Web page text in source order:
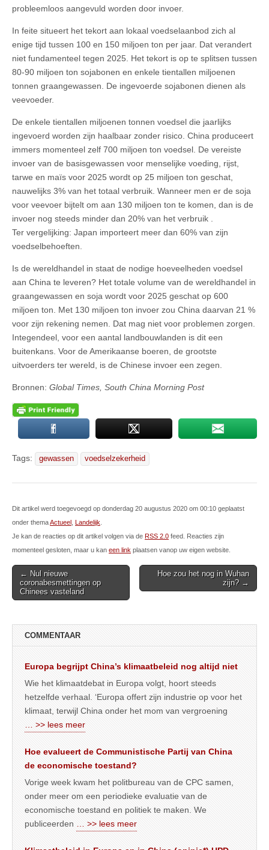
probleemloos aangevuld worden door invoer.
In feite situeert het tekort aan lokaal voedselaanbod zich al
enige tijd tussen 100 en 150 miljoen ton per jaar. Dat verandert
niet fundamenteel tegen 2025. Het tekort is op te splitsen tussen
80-90 miljoen ton sojabonen en enkele tientallen miljoenen
tonnen graangewassen. De ingevoerde sojabonen dienen als
veevoeder.
De enkele tientallen miljoenen tonnen voedsel die jaarlijks
ingevoerd worden zijn haalbaar zonder risico. China produceert
immers momenteel zelf 700 miljoen ton voedsel. De vereiste
invoer van de basisgewassen voor menselijke voeding, rijst,
tarwe en maïs voor 2025 wordt op 25 miljoen ton geschat,
nauwelijks 3% van het totaal verbruik. Wanneer men er de soja
voor veevoer bijtelt om aan 130 miljoen ton te komen, dan is de
invoer nog steeds minder dan 20% van het verbruik .
Ter vergelijking: Japan importeert meer dan 60% van zijn
voedselbehoeften.
Is de wereldhandel in staat de nodige hoeveelheden voedsel
aan China te leveren? Het totale volume van de wereldhandel in
graangewassen en soja wordt voor 2025 geschat op 600
miljoen ton. Met 130 miljoen ton invoer zou China daarvan 21 %
voor zijn rekening nemen. Dat mag niet voor problemen zorgen.
Integendeel, voor een aantal landbouwlanden is dit een
buitenkans. Voor de Amerikaanse boeren, de grootste
uitvoerders ter wereld, is de Chinese invoer een zegen.
Bronnen: Global Times, South China Morning Post
Tags: gewassen voedselzekerheid
Dit artikel werd toegevoegd op donderdag 20 augustus 2020 om 00:10 geplaatst
onder themaActueel Landelijk
Je kan de reacties op dit artikel volgen via de RSS 2.0 feed. Reacties zijn
momenteel gesloten, maar u kan een link plaatsen vanop uw eigen website.
Post
navigation
← Nul nieuwe
coronabesmettingen op
Chinees vasteland
Hoe zou het nog in Wuhan
zijn? →
COMMENTAAR
Europa begrijpt China’s klimaatbeleid nog altijd niet
Wie het klimaatdebat in Europa volgt, hoort steeds
hetzelfde verhaal. ‘Europa offert zijn industrie op voor het
klimaat, terwijl China onder het mom van vergroening
… >> lees meer
Hoe evalueert de Communistische Partij van China
de economische toestand?
Vorige week kwam het politbureau van de CPC samen,
onder meer om een periodieke evaluatie van de
economische toestand en politiek te maken. We
publiceerden … >> lees meer